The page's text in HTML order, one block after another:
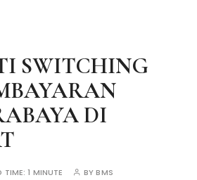
SWITCHING
DI
TIME:1 MINUTE BYBMS